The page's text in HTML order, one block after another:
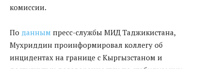
комиссии.
По данным пресс-службы МИД Таджикистана,
Мухриддин проинформировал коллегу об
инцидентах на границе с Кыргызстаном и